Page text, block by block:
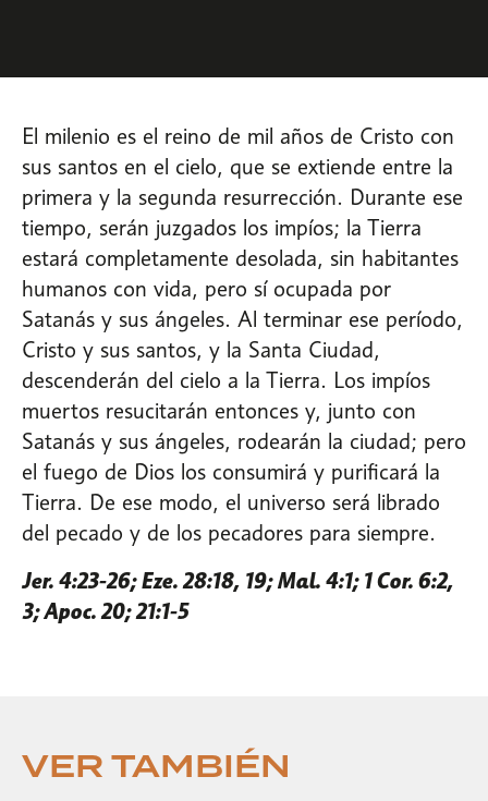
El milenio es el reino de mil años de Cristo con
sus santos en el cielo, que se extiende entre la
primera y la segunda resurrección. Durante ese
tiempo, serán juzgados los impíos; la Tierra
estará completamente desolada, sin habitantes
humanos con vida, pero sí ocupada por
Satanás y sus ángeles. Al terminar ese período,
Cristo y sus santos, y la Santa Ciudad,
descenderán del cielo a la Tierra. Los impíos
muertos resucitarán entonces y, junto con
Satanás y sus ángeles, rodearán la ciudad; pero
el fuego de Dios los consumirá y purificará la
Tierra. De ese modo, el universo será librado
del pecado y de los pecadores para siempre.
Jer. 4:23-26; Eze. 28:18, 19; Mal. 4:1; 1 Cor. 6:2,
3; Apoc. 20; 21:1-5
VER TAMBIÉN